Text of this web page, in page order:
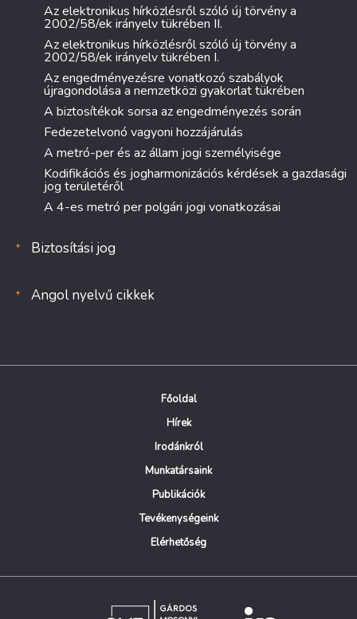
Az elektronikus hírközlésről szóló új törvény a
2002/58/ek irányelv tükrében II.
Az elektronikus hírközlésről szóló új törvény a
2002/58/ek irányelv tükrében I.
Az engedményezésre vonatkozó szabályok
újragondolása a nemzetközi gyakorlat tükrében
A biztosítékok sorsa az engedményezés során
Fedezetelvonó vagyoni hozzájárulás
A metró-per és az állam jogi személyisége
Kodifikációs és jogharmonizációs kérdések a gazdasági
jog területéről
A 4-es metró per polgári jogi vonatkozásai
Biztosítási jog
Angol nyelvű cikkek
Főoldal
Hírek
Irodánkról
Munkatársaink
Publikációk
Tevékenységeink
Elérhetőség